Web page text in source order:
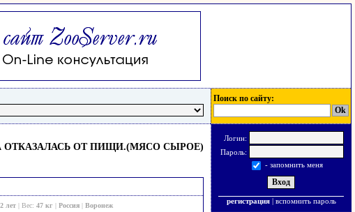
Поиск по сайту:
ОТКАЗАЛАСЬ ОТ ПИЩИ.(МЯСО СЫРОЕ)
лет | Вес: 47 кг | Россия | Воронеж
Логин:
Пароль:
- запомнить меня
регистрация| вспомнить пароль